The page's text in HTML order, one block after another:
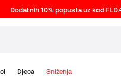
Dodatnih 10% popusta uz kod
Djeca Sniženja